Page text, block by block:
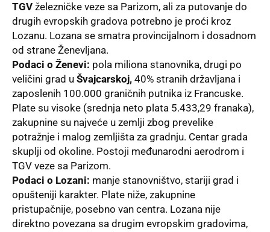
TGV železničke veze sa Parizom, ali za putovanje do
drugih evropskih gradova potrebno je proći kroz
Lozanu. Lozana se smatra provincijalnom i dosadnom
od strane Ženevljana.
Podaci o Ženevi: pola miliona stanovnika, drugi po
veličini grad u Švajcarskoj, 40% stranih državljana i
zaposlenih 100.000 graničnih putnika iz Francuske.
Plate su visoke (srednja neto plata 5.433,29 franaka),
zakupnine su najveće u zemlji zbog prevelike
potražnje i malog zemljišta za gradnju. Centar grada
skuplji od okoline. Postoji međunarodni aerodrom i
TGV veze sa Parizom.
Podaci o Lozani: manje stanovništvo, stariji grad i
opušteniji karakter. Plate niže, zakupnine
pristupačnije, posebno van centra. Lozana nije
direktno povezana sa drugim evropskim gradovima,